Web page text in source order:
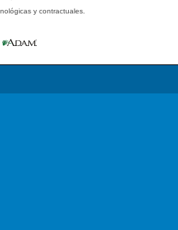
y contractuales.